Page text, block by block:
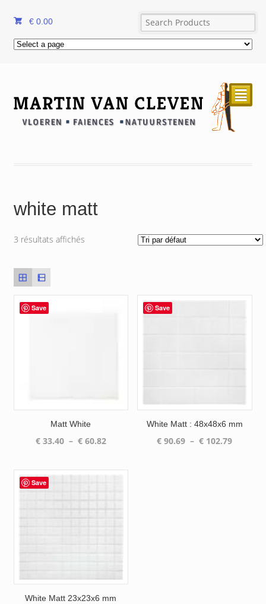
€ 0.00
²
white matt
3 résultats affichés
Save
Matt White
€33.40 – €60.82Plage
Save
White Matt : 48x48x6 mm
€ 90.69 – € 102.79Plage
Save
White Matt 23x23x6 mm